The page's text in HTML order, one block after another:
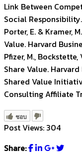
Link Between
Social
Porter, E. & Kramer,
Value. Harvard
Pfizer, M.,
Share Value.
Shared Value
Consulting Affiliate
ชอบ
Post Views: 304
Share: